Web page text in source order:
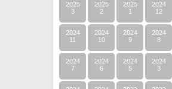
2025
3
2025
2
2025
1
2024
12
2024
11
2024
10
2024
9
2024
8
2024
7
2024
6
2024
5
2024
3